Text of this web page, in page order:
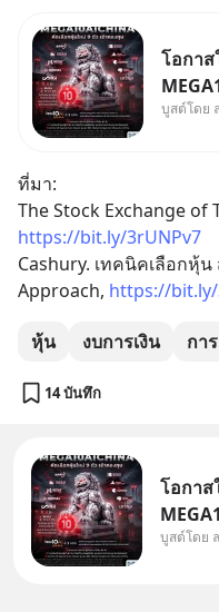
โอกา
ใหม่ 9
ล้านบ
บูสต์โดย
ที่มา:
https://bit.ly/3rUNPv7
Cashury. เทคนิคเลือกหุ้
Approach, https://
หุ้น งบการเงิน กา
14 บันทึก
โอกา
ใหม่ 9
บูสต์โดย